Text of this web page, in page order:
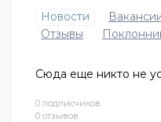
0 подписчиков
0 отзывов
Новости
Отзывы
Сюда еще никто не